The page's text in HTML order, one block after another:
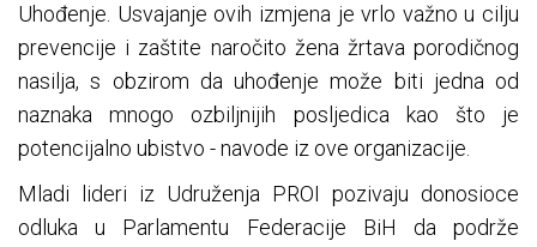
Uhođenje. Usvajanje ovih izmjena je vrlo važno u cilju
prevencije i zaštite naročito žena žrtava porodičnog
nasilja, s obzirom da uhođenje može biti jedna od
naznaka mnogo ozbiljnijih posljedica kao što je
potencijalno ubistvo - navode iz ove organizacije.
Mladi lideri iz Udruženja PROI pozivaju donosioce
odluka u Parlamentu Federacije BiH da podrže